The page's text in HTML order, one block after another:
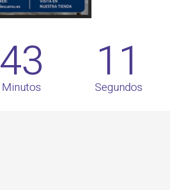
43
Minutos 09
Segundos